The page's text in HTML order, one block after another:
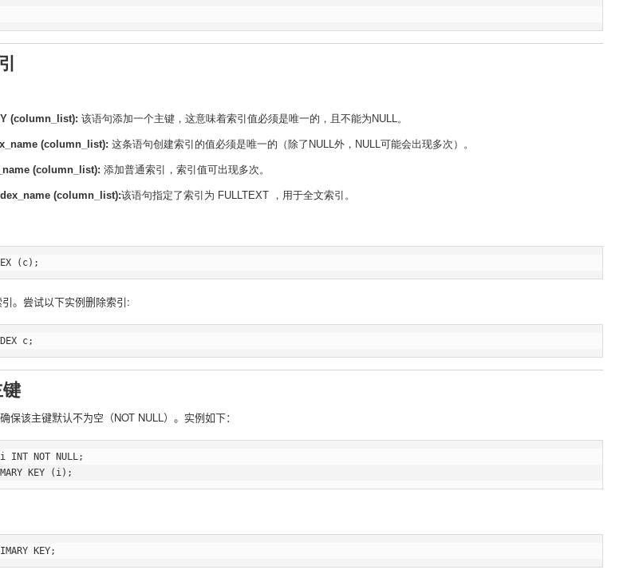
(column_list): 该语句添加一个主键，这意味着索引值必须是唯一的，且不能为NULL。
(column_list): 这条语句创建索引的值必须是唯一的（除了NULL外，NULL可能会出现多次）。
(column_list): 添加普通索引，索引值可出现多次。
(column_list):该语句指定了索引为 FULLTEXT ，用于全文索引。
。尝试以下实例删除索引:
该主键默认不为空（NOT NULL）。实例如下：
INT NOT NULL;